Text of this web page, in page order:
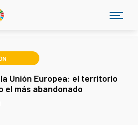
Unión Europea: el territorio
el más abandonado